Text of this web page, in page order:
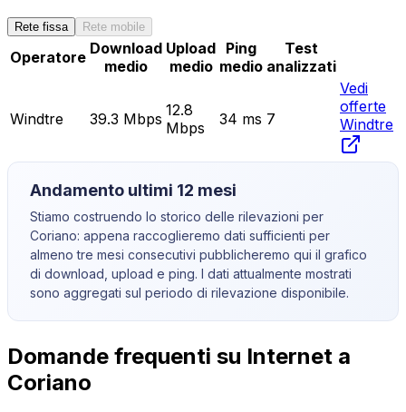
Rete fissa Rete mobile
Operatore Download
medio
Upload
medio
Ping
medio
Test
analizzati
Windtre 39.3 Mbps 12.8
Mbps
34 ms 7
Vedi
offerte
Windtre
Andamento ultimi 12 mesi
Stiamo costruendo lo storico delle rilevazioni per
Coriano: appena raccoglieremo dati sufficienti per
almeno tre mesi consecutivi pubblicheremo qui il grafico
di download, upload e ping. I dati attualmente mostrati
sono aggregati sul periodo di rilevazione disponibile.
Domande frequenti su Internet a
Coriano